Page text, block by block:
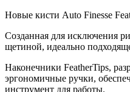
Новые кисти Auto Finesse
Созданная для исключения
щетиной, идеально
Наконечники FeatherTips,
эргономичные ручки,
инструмент для работы.